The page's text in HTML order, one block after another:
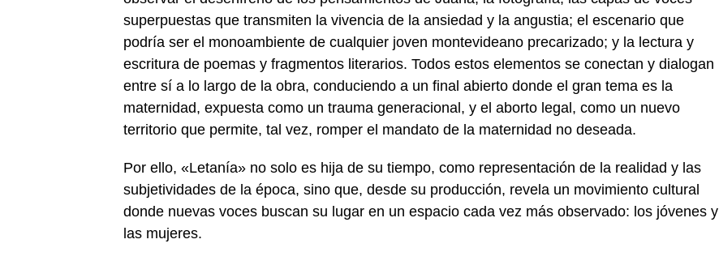
superpuestas que transmiten la vivencia de la ansiedad y la angustia; el escenario que
podría ser el monoambiente de cualquier joven montevideano precarizado; y la lectura y
escritura de poemas y fragmentos literarios. Todos estos elementos se conectan y dialogan
entre sí a lo largo de la obra, conduciendo a un final abierto donde el gran tema es la
maternidad, expuesta como un trauma generacional, y el aborto legal, como un nuevo
territorio que permite, tal vez, romper el mandato de la maternidad no deseada.
Por ello, «Letanía» no solo es hija de su tiempo, como representación de la realidad y las
subjetividades de la época, sino que, desde su producción, revela un movimiento cultural
donde nuevas voces buscan su lugar en un espacio cada vez más observado: los jóvenes y
las mujeres.